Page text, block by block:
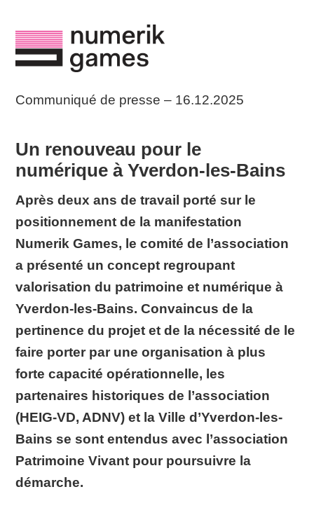
Communiqué de presse – 16.12.2025
Un renouveau pour le
numérique à Yverdon-les-Bains
Après deux ans de travail porté sur le
positionnement de la manifestation
Numerik Games, le comité de l’association
a présenté un concept regroupant
valorisation du patrimoine et numérique à
Yverdon-les-Bains. Convaincus de la
pertinence du projet et de la nécessité de le
faire porter par une organisation à plus
forte capacité opérationnelle, les
partenaires historiques de l’association
(HEIG-VD, ADNV) et la Ville d’Yverdon-les-
Bains se sont entendus avec l’association
Patrimoine Vivant pour poursuivre la
démarche.